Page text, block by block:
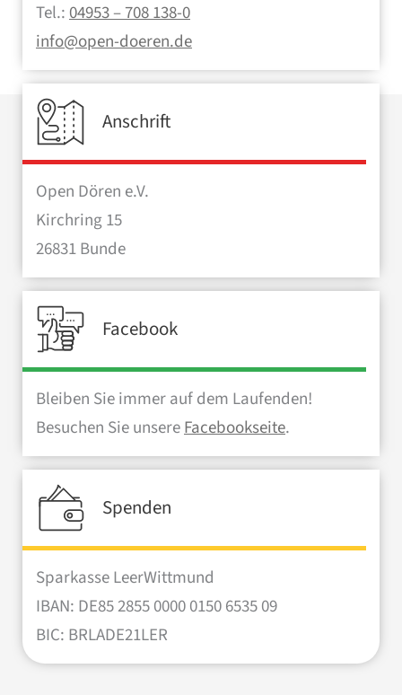
Tel.:04953 – 708 138-0
info@open-doeren.de
Anschrift
Open Dören e.V.
Kirchring 15
26831 Bunde
Facebook
Bleiben Sie immer auf dem Laufenden!
Besuchen Sie unsereFacebookseite.
Spenden
Sparkasse LeerWittmund
IBAN: DE85 2855 0000 0150 6535 09
BIC: BRLADE21LER